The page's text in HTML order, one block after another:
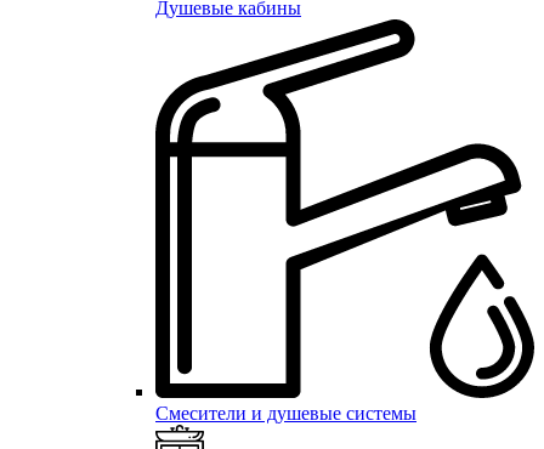
Душевые кабины
Смесители и душевые системы